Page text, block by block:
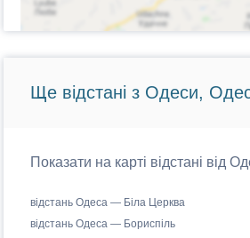
Ще відстані з Одеси,
Показати на карті відстані від
відстань Одеса — Біла Церква
відстань Одеса — Бориспіль